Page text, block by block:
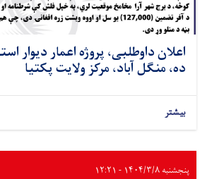
اعلان داوطلبی، پروژه اعمار دیوار
ده، منگل آباد، مرکز ولایت پکتیا
بیشتر
پنجشنبه ۱۴۰۴/۳/۸ - ۱۲:۲۱